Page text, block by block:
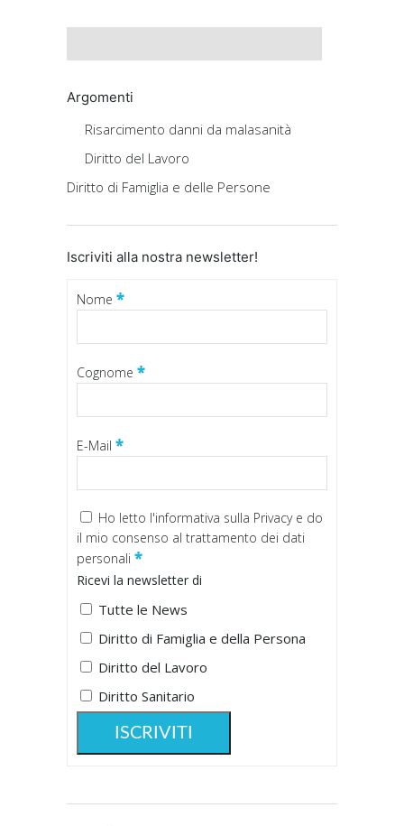
Argomenti
Risarcimento danni da malasanità
Diritto del Lavoro
Diritto di Famiglia e delle Persone
Iscriviti alla nostra newsletter!
Nome *
Cognome *
E-Mail *
Ho letto l'informativa sulla Privacy e do
il mio consenso al trattamento dei dati
personali *
Ricevi la newsletter di
Tutte le News
Diritto di Famiglia e della Persona
Diritto del Lavoro
Diritto Sanitario